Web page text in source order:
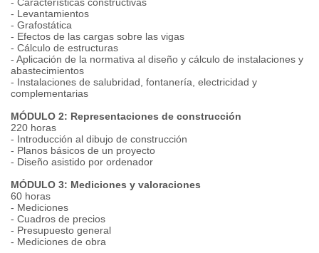
- Levantamientos
- Grafostática
- Efectos de las cargas sobre las vigas
- Cálculo de estructuras
- Aplicación de la normativa al diseño y cálculo de instalaciones y
abastecimientos
- Instalaciones de salubridad, fontanería, electricidad y
complementarias
MÓDULO 2: Representaciones de construcción
220 horas
- Introducción al dibujo de construcción
- Planos básicos de un proyecto
- Diseño asistido por ordenador
MÓDULO 3: Mediciones y valoraciones
60 horas
- Mediciones
- Cuadros de precios
- Presupuesto general
- Mediciones de obra